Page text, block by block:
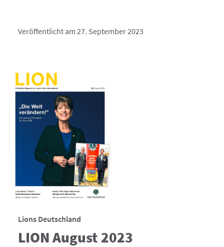
Veröffentlicht am 27. September 2023
Lions Deutschland
LION August 2023